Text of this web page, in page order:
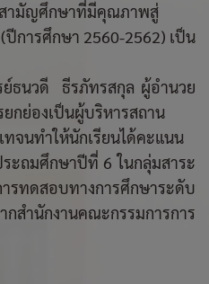
สามัญศึกษาที่มีคุณภาพสู่
การศึกษา 2560-2562) เป็น
ธนวดี ธีรภัทรสกุล ผู้อำนวย
ยกย่องเป็นผู้บริหารสถาน
จนทำให้นักเรียนได้คะแนน
ะถมศึกษาปีที่ 6 ในกลุ่มสาระ
รทดสอบทางการศึกษาระดับ
สำนักงานคณะกรรมการการ